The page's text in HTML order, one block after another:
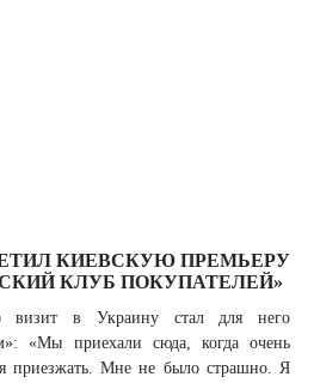
КИЕВСКУЮ ПРЕМЬЕРУ
КЛУБ ПОКУПАТЕЛЕЙ»
визит в Украину стал для него
«Мы приехали сюда, когда очень
приезжать. Мне не было страшно. Я